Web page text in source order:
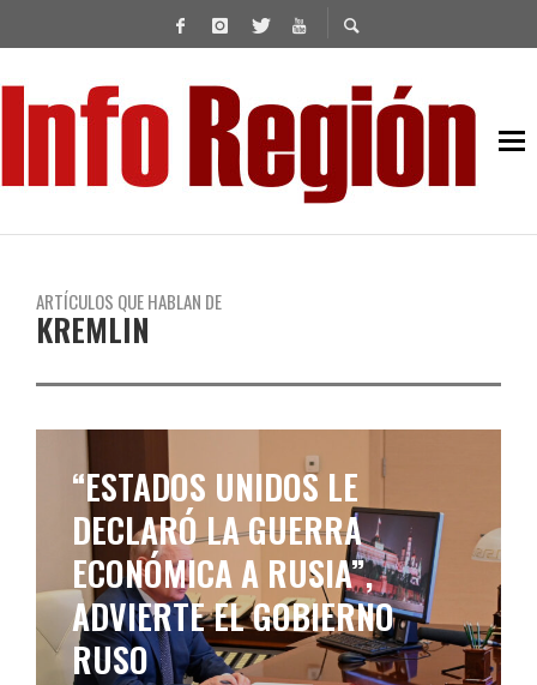
ARTÍCULOS QUE HABLAN DE
KREMLIN
“ESTADOS UNIDOS LE
DECLARÓ LA GUERRA
ECONÓMICA A RUSIA”,
ADVIERTE EL GOBIERNO
RUSO